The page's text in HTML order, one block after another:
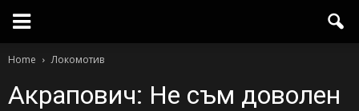
Home Локомотив
Акрапович: Не съм доволен